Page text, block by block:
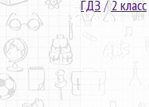
ГДЗ /2 класс